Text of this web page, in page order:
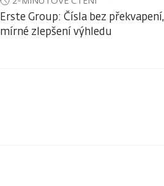
Erste Group: Čísla bez překvapení,
mírné zlepšení výhledu